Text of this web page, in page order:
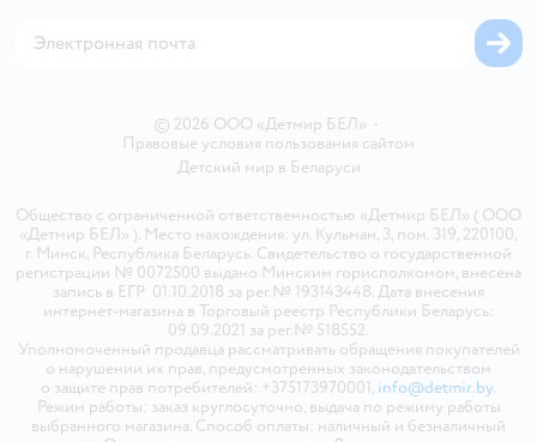
© 2026 ООО «Детмир БЕЛ» •
Правовые условия пользования сайтом
Детский мир в Беларуси
Общество с ограниченной ответственностью «Детмир БЕЛ» ( ООО
«Детмир БЕЛ» ). Место нахождения: ул. Кульман, 3, пом. 319, 220100,
г. Минск, Республика Беларусь. Свидетельство о государственной
регистрации № 0072500 выдано Минским горисполкомом, внесена
запись в ЕГР 01.10.2018 за рег.№ 193143448. Дата внесения
интернет-магазина в Торговый реестр Республики Беларусь:
09.09.2021 за рег.№ 518552.
Уполномоченный продавца рассматривать обращения покупателей
о нарушении их прав, предусмотренных законодательством
о защите прав потребителей: +375173970001, info@detmir.by.
Режим работы: заказ круглосуточно, выдача по режиму работы
выбранного магазина. Способ оплаты: наличный и безналичный